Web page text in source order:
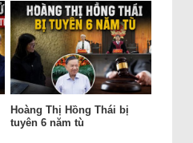
Hoàng Thị Hồng Thái bị
tuyên 6 năm tù